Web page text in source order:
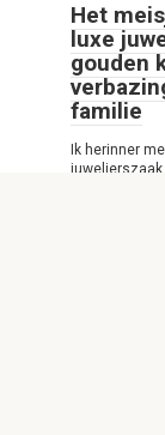
Het
luxe
gouden
familie
Ik herinner
juwelierszaak